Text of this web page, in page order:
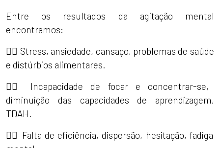
Entre os resultados da agitação mental
encontramos:
👉🏼 Stress, ansiedade, cansaço, problemas de saúde
e distúrbios alimentares.
👉🏼 Incapacidade de focar e concentrar-se,
diminuição das capacidades de aprendizagem,
TDAH.
👉🏼 Falta de eficiência, dispersão, hesitação, fadiga